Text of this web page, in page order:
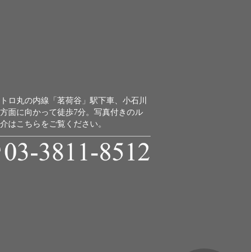
ロ丸の内線「茗荷谷」駅下車、小石川
面に向かって徒歩7分。 写真付きのル
はこちらをご覧ください。